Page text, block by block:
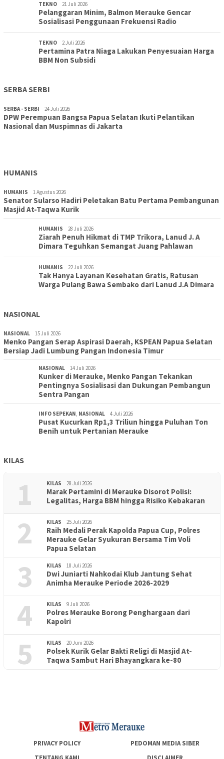
TEKNO 21 Juli 2026
Pelanggaran Minim, Balmon Merauke Gencar
Sosialisasi Penggunaan Frekuensi Radio
TEKNO 2 Juli 2026
Pertamina Patra Niaga Lakukan Penyesuaian Harga
BBM Non Subsidi
SERBA SERBI
SERBA - SERBI 24 Juli 2026
DPW Perempuan Bangsa Papua Selatan Ikuti Pelantikan
Nasional dan Muspimnas di Jakarta
TOPIK 30 Juli 2026
Wujudkan Sekolah Adiwiyata:SD Inpres Polder Merauke
HUMANIS
HUMANIS 1 Agustus 2026
Senator Sularso Hadiri Peletakan Batu Pertama Pembangunan
Masjid At-Taqwa Kurik
HUMANIS 28 Juli 2026
Ziarah Penuh Hikmat di TMP Trikora, Lanud J. A
Dimara Teguhkan Semangat Juang Pahlawan
HUMANIS 22 Juli 2026
Tak Hanya Layanan Kesehatan Gratis, Ratusan
Warga Pulang Bawa Sembako dari Lanud J.A Dimara
NASIONAL
NASIONAL 15 Juli 2026
Menko Pangan Serap Aspirasi Daerah, KSPEAN Papua Selatan
Bersiap Jadi Lumbung Pangan Indonesia Timur
NASIONAL 14 Juli 2026
Kunker di Merauke, Menko Pangan Tekankan
Pentingnya Sosialisasi dan Dukungan Pembangun
Sentra Pangan
INFO SEPEKAN, NASIONAL 4 Juli 2026
Pusat Kucurkan Rp1,3 Triliun hingga Puluhan Ton
Benih untuk Pertanian Merauke
KILAS
1 KILAS 28 Juli 2026
Marak Pertamini di Merauke Disorot Polisi:
Legalitas, Harga BBM hingga Risiko Kebakaran
2 KILAS 25 Juli 2026
Raih Medali Perak Kapolda Papua Cup, Polres
Merauke Gelar Syukuran Bersama Tim Voli
Papua Selatan
3 KILAS 18 Juli 2026
Dwi Juniarti Nahkodai Klub Jantung Sehat
Animha Merauke Periode 2026-2029
4 KILAS 9 Juli 2026
Polres Merauke Borong Penghargaan dari
Kapolri
5 KILAS 20 Juni 2026
Polsek Kurik Gelar Bakti Religi di Masjid At-
Taqwa Sambut Hari Bhayangkara ke-80
PENDIDIKAN 18 Juni 2026
Lepas Puluhan Peserta Didik, TK Yapis 2 Merauke Siapkan
PRIVACY POLICY
PEDOMAN MEDIA SIBER